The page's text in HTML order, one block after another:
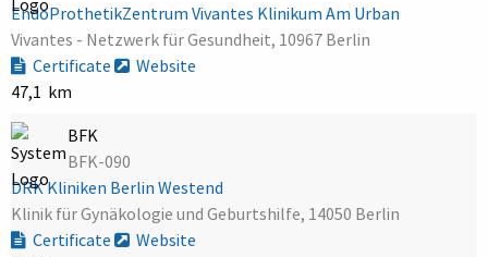
EndoProthetikZentrum Vivantes Klinikum Am Urban
Vivantes - Netzwerk für Gesundheit, 10967 Berlin
Certificate
Website
47,1 km
BFK
BFK-090
DRK Kliniken Berlin Westend
Klinik für Gynäkologie und Geburtshilfe, 14050 Berlin
Certificate
Website